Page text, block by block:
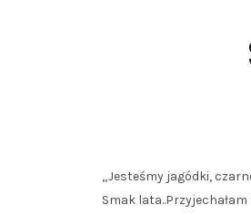
„Jesteśmy jagódki,
Smak